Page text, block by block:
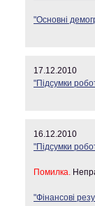
"Основні
17.12.2010
"Підсумки
16.12.2010
"Підсумки
Помилка.
"Фінансові